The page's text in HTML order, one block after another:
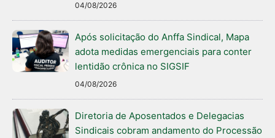
04/08/2026
Após solicitação do Anffa Sindical, Mapa
adota medidas emergenciais para conter
lentidão crônica no SIGSIF
04/08/2026
Diretoria de Aposentados e Delegacias
Sindicais cobram andamento do Processão